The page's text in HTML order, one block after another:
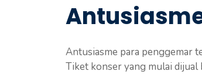
Antusiasme para penggemar
Tiket konser yang mulai dijual